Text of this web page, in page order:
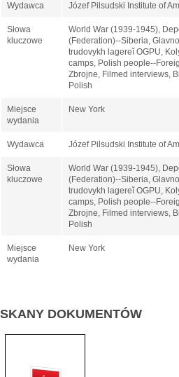
Wydawca Józef Pilsudski Institute of
Słowa
kluczowe
World War (1939-1945),
(Federation)--Siberia,
trudovykh lagereĭ OGPU,
camps, Polish people--
Zbrojne, Filmed interviews,
Polish
Miejsce
wydania
New York
Wydawca Józef Pilsudski Institute of
Słowa
kluczowe
World War (1939-1945),
(Federation)--Siberia,
trudovykh lagereĭ OGPU,
camps, Polish people--
Zbrojne, Filmed interviews,
Polish
Miejsce
wydania
New York
SKANY DOKUMENTÓW